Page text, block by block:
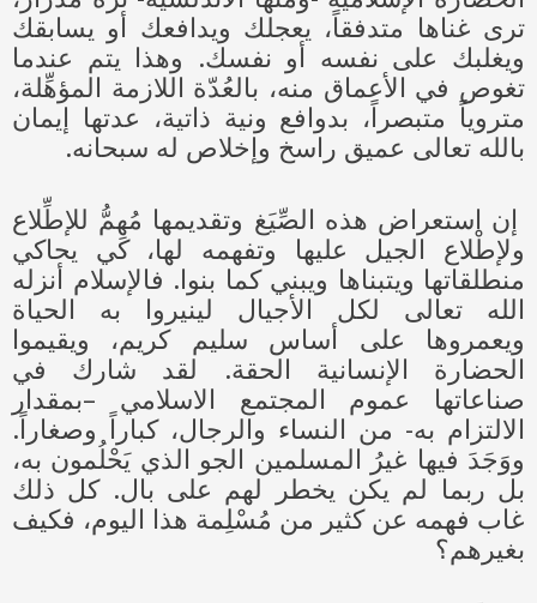
ترى غناها متدفقاً، يعجلك ويدافعك أو يسابقك
ويغلبك على نفسه أو نفسك. وهذا يتم عندما
تغوص في الأعماق منه، بالعُدّة اللازمة المؤهِّلة،
متروياً متبصراً، بدوافع ونية ذاتية، عدتها إيمان
بالله تعالى عميق راسخ وإخلاص له سبحانه.
إن استعراض هذه الصِّيَغ وتقديمها مُهِمُّ للإطِّلاع
ولإطْلاع الجيل عليها وتفهمه لها، كي يحاكي
منطلقاتها ويتبناها ويبني كما بنوا. فالإسلام أنزله
الله تعالى لكل الأجيال لينيروا به الحياة
ويعمروها على أساس سليم كريم، ويقيموا
الحضارة الإنسانية الحقة. لقد شارك في
صناعاتها عموم المجتمع الاسلامي –بمقدار
الالتزام به- من النساء والرجال، كباراً وصغاراً.
ووَجَدَ فيها غيرُ المسلمين الجو الذي يَحْلُمون به،
بل ربما لم يكن يخطر لهم على بال. كل ذلك
غاب فهمه عن كثير من مُسْلِمة هذا اليوم، فكيف
بغيرهم؟